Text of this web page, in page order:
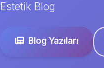
Estetik Blog
Blog Yazıları